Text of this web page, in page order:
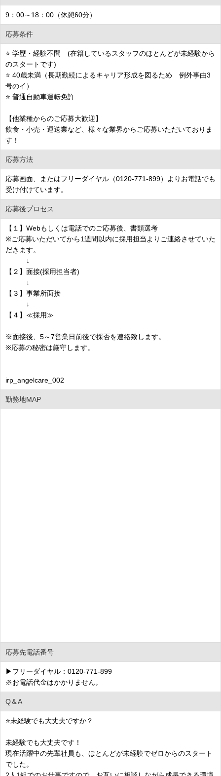
9：00～18：00（休憩60分）
応募条件
⭐ 学歴・経験不問 (在籍しているスタッフのほとんどが未経験から
のスタートです)
⭐ 40歳未満（長期勤続によるキャリア形成を図るため 例外事由3
号のイ）
⭐ 普通自動車運転免許
【他業種からのご応募大歓迎】
飲食・小売・運送業など、様々な業界からご応募いただいておりま
す！
応募方法
応募画面、またはフリーダイヤル（0120-771-899）よりお電話でも
受け付けています。
応募後プロセス
【１】Webもしくは電話でのご応募後、書類選考
※ご応募いただいてから1週間以内に採用担当よりご連絡させていた
だきます。
↓
【２】面接(採用担当者)
↓
【３】事業所面接
↓
【４】≪採用≫
※面接後、5～7営業日前後で採否を連絡致します。
※応募の秘密は厳守します。
irp_angelcare_002
勤務地MAP
応募先電話番号
▶フリーダイヤル：0120-771-899
※お電話代金はかかりません。
Q＆A
⭐未経験でも大丈夫ですか？
未経験でも大丈夫です！
現在活躍中の先輩社員も、ほとんどが未経験でゼロからのスタート
でした。